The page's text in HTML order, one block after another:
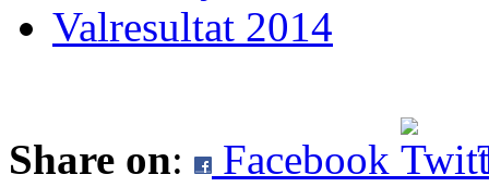
Valresultat 2014
Share on: Facebook